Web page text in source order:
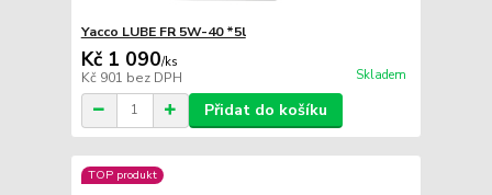
Yacco LUBE FR 5W-40 *5l
Kč 1 090/ks
Kč 901 bez DPH Skladem
Přidat do košíku
TOP produkt